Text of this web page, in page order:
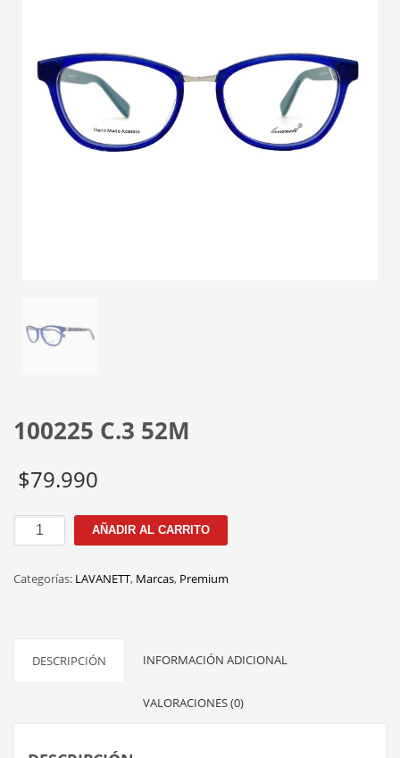
100225 C.3 52M
$79.990
100225
C.3
cantidad
AÑADIR AL CARRITO
Categorías: LAVANETT, Marcas, Premium
DESCRIPCIÓN INFORMACIÓN ADICIONAL
VALORACIONES (0)